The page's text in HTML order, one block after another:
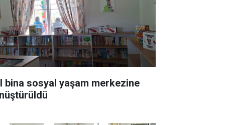
bina sosyal yaşam merkezine